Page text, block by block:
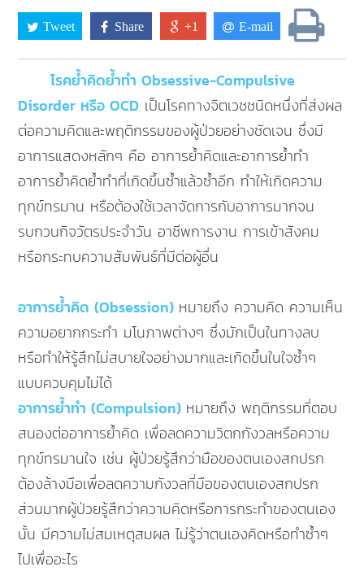
Tweet Share +1 E-mail
โรคย้ำคิดย้ำทำ Obsessive-Compulsive
Disorder หรือ OCD เป็นโรคทางจิตเวชชนิดหนึ่งที่ส่งผล
ต่อความคิดและพฤติกรรมของผู้ป่วยอย่างชัดเจน ซึ่งมี
อาการแสดงหลักๆ คือ อาการย้ำคิดและอาการย้ำทำ
อาการย้ำคิดย้ำทำที่เกิดขึ้นซ้ำแล้วซ้ำอีก ทำให้เกิดความ
ทุกข์ทรมาน หรือต้องใช้เวลาจัดการกับอาการมากจน
รบกวนกิจวัตรประจำวัน อาชีพการงาน การเข้าสังคม
หรือกระทบความสัมพันธ์ที่มีต่อผู้อื่น
อาการย้ำคิด (Obsession) หมายถึง ความคิด ความเห็น
ความอยากกระทำ มโนภาพต่างๆ ซึ่งมักเป็นในทางลบ
หรือทำให้รู้สึกไม่สบายใจอย่างมากและเกิดขึ้นในใจซ้ำๆ
แบบควบคุมไม่ได้
อาการย้ำทำ (Compulsion) หมายถึง พฤติกรรมที่ตอบ
สนองต่ออาการย้ำคิด เพื่อลดความวิตกกังวลหรือความ
ทุกข์ทรมานใจ เช่น ผู้ป่วยรู้สึกว่ามือของตนเองสกปรก
ต้องล้างมือเพื่อลดความกังวลที่มือของตนเองสกปรก
ส่วนมากผู้ป่วยรู้สึกว่าความคิดหรือการกระทำของตนเอง
นั้น มีความไม่สมเหตุสมผล ไม่รู้ว่าตนเองคิดหรือทำซ้ำๆ
ไปเพื่ออะไร